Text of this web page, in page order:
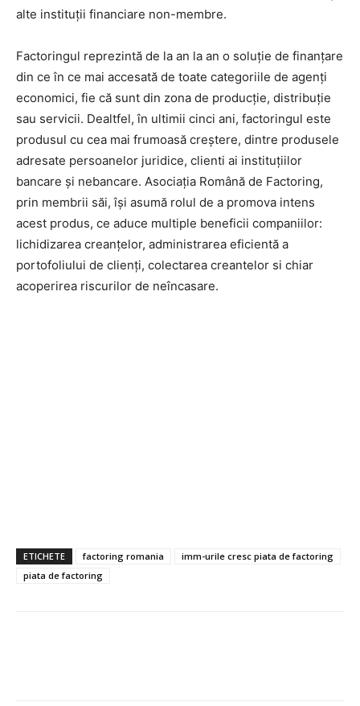
alte instituţii financiare non-membre.
Factoringul reprezintă de la an la an o soluție de finanțare
din ce în ce mai accesată de toate categoriile de agenți
economici, fie că sunt din zona de producție, distribuție
sau servicii. Dealtfel, în ultimii cinci ani, factoringul este
produsul cu cea mai frumoasă creștere, dintre produsele
adresate persoanelor juridice, clienti ai instituțiilor
bancare și nebancare. Asociaţia Română de Factoring,
prin membrii săi, îşi asumă rolul de a promova intens
acest produs, ce aduce multiple beneficii companiilor:
lichidizarea creanţelor, administrarea eficientă a
portofoliului de clienţi, colectarea creantelor si chiar
acoperirea riscurilor de neîncasare.
ETICHETE factoring romania
imm-urile cresc piata de factoring
piata de factoring